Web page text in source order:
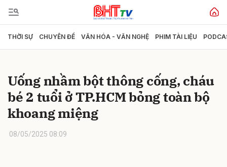
THỜI SỰ CHUYÊN ĐỀ VĂN HÓA - VĂN NGHỆ PHIM TÀI LIỆU
Uống nhầm bột thông cống, cháu
bé 2 tuổi ở TP.HCM bỏng toàn bộ
khoang miệng
08/05/2025 08:09
Gửi bình luận